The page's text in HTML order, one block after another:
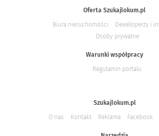
Oferta Szukajlokum.pl
Biura nieruchomości
Deweloperzy i
Osoby prywatne
Warunki współpracy
Regulamin portalu
Szukajlokum.pl
O nas
Kontakt Reklama Facebook